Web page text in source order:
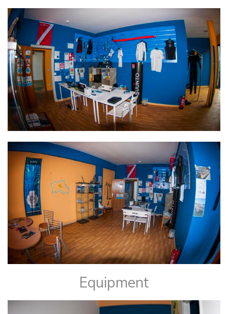
Equipment